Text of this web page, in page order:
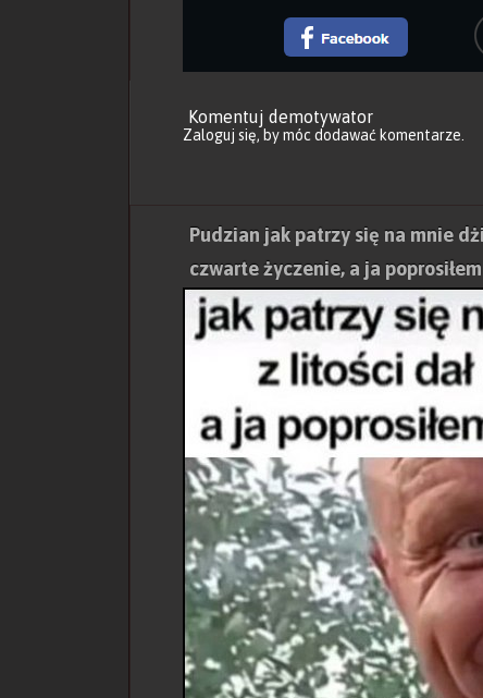
Komentuj demotywator
Zaloguj się, by móc dodawać komentarze.
Pudzian jak patrzy się na mnie
czwarte życzenie, a ja